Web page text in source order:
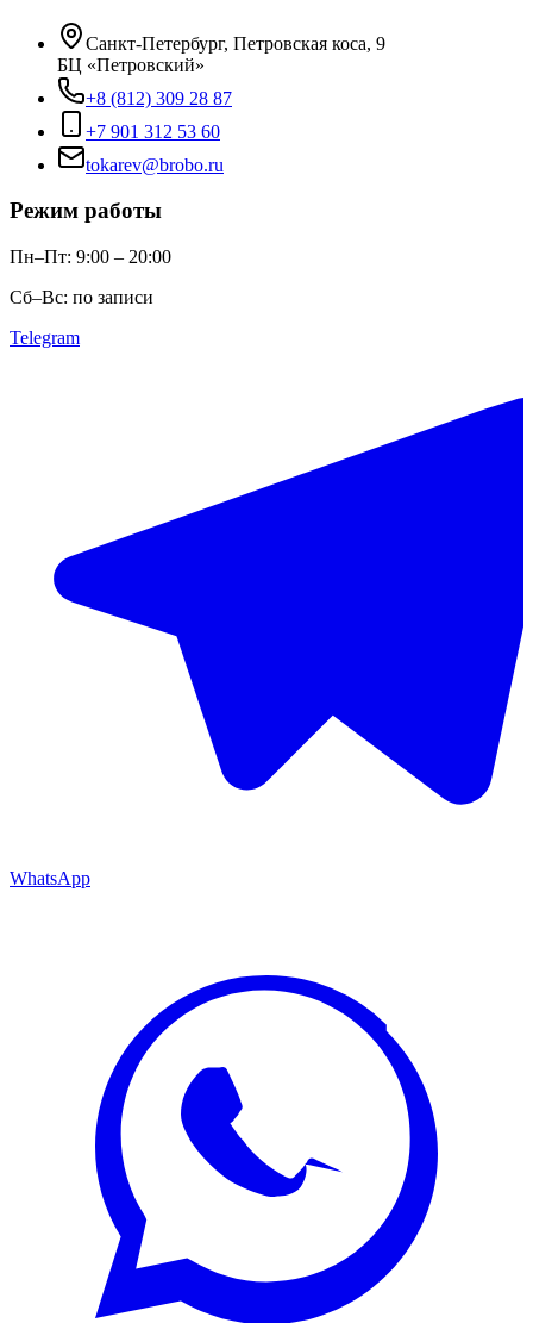
Санкт-Петербург, Петровская коса, 9
БЦ «Петровский»
+8 (812) 309 28 87
+7 901 312 53 60
tokarev@brobo.ru
Режим работы
Пн–Пт: 9:00 – 20:00
Сб–Вс: по записи
Telegram
WhatsApp